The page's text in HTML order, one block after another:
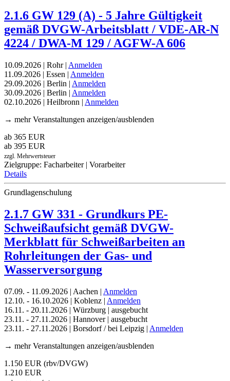
2.1.6 GW 129 (A) - 5 Jahre Gültigkeit
gemäß DVGW-Arbeitsblatt / VDE-AR-N
4224 / DWA-M 129 / AGFW-A 606
10.09.2026 | Rohr | Anmelden
11.09.2026 | Essen | Anmelden
29.09.2026 | Berlin | Anmelden
30.09.2026 | Berlin | Anmelden
02.10.2026 | Heilbronn | Anmelden
→ mehr Veranstaltungen anzeigen/ausblenden
ab 365 EUR
ab 395 EUR
zzgl. Mehrwertsteuer
Zielgruppe: Facharbeiter | Vorarbeiter
Details
Grundlagenschulung
2.1.7 GW 331 - Grundkurs PE-
Schweißaufsicht gemäß DVGW-
Merkblatt für Schweißarbeiten an
Rohrleitungen der Gas- und
Wasserversorgung
07.09. - 11.09.2026 | Aachen | Anmelden
12.10. - 16.10.2026 | Koblenz | Anmelden
16.11. - 20.11.2026 | Würzburg | ausgebucht
23.11. - 27.11.2026 | Hannover | ausgebucht
23.11. - 27.11.2026 | Borsdorf / bei Leipzig | Anmelden
→ mehr Veranstaltungen anzeigen/ausblenden
1.150 EUR (rbv/DVGW)
1.210 EUR